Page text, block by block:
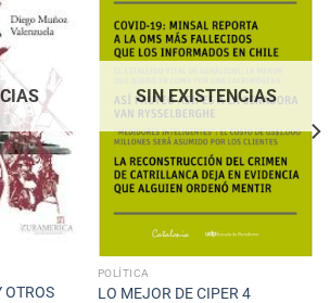
OTROS
SIN EXISTENCIAS
POLÍTICA
LO MEJOR DE CIPER 4